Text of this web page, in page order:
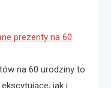
prezenty na 60
na 60 urodziny to
jak i…